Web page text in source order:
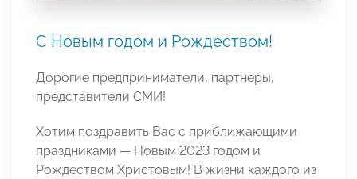
С Новым годом и Рождеством!
Дорогие предприниматели, партнеры,
представители СМИ!
Хотим поздравить Вас с приближающими
праздниками — Новым 2023 годом и
Рождеством Христовым! В жизни каждого из